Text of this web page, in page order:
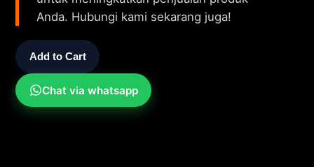
Anda. Hubungi kami sekarang juga!
Add to Cart
Chat via whatsapp